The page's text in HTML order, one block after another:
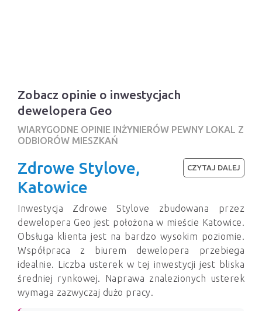
Zobacz opinie o inwestycjach
dewelopera Geo
WIARYGODNE OPINIE INŻYNIERÓW PEWNY LOKAL Z
ODBIORÓW MIESZKAŃ
Zdrowe Stylove,
Katowice
Inwestycja Zdrowe Stylove zbudowana przez
dewelopera Geo jest położona w mieście Katowice.
Obsługa klienta jest na bardzo wysokim poziomie.
Współpraca z biurem dewelopera przebiega
idealnie. Liczba usterek w tej inwestycji jest bliska
średniej rynkowej. Naprawa znalezionych usterek
wymaga zazwyczaj dużo pracy.
CZYTAJ DALEJ